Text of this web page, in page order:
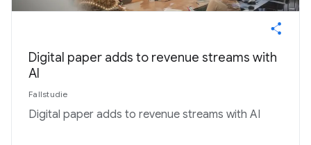
Digital paper adds to revenue streams with
AI
Fallstudie
Digital paper adds to revenue streams with AI